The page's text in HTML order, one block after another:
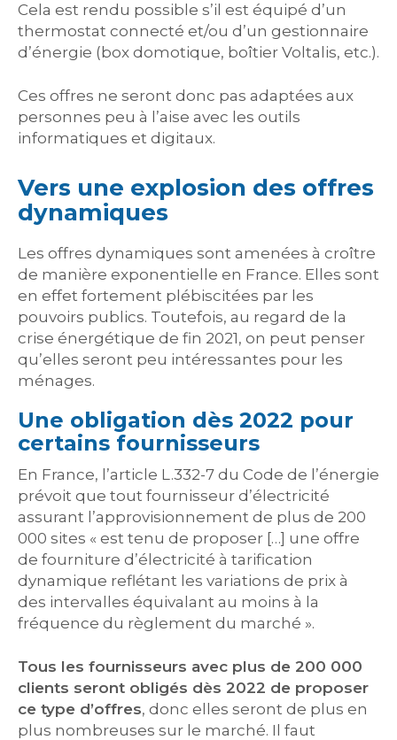
Cela est rendu possible s’il est équipé d’un
thermostat connecté et/ou d’un gestionnaire
d’énergie (box domotique, boîtier Voltalis, etc.).
Ces offres ne seront donc pas adaptées aux
personnes peu à l’aise avec les outils
informatiques et digitaux.
Vers une explosion des offres
dynamiques
Les offres dynamiques sont amenées à croître
de manière exponentielle en France. Elles sont
en effet fortement plébiscitées par les
pouvoirs publics. Toutefois, au regard de la
crise énergétique de fin 2021, on peut penser
qu’elles seront peu intéressantes pour les
ménages.
Une obligation dès 2022 pour
certains fournisseurs
En France, l’article L.332-7 du Code de l’énergie
prévoit que tout fournisseur d’électricité
assurant l’approvisionnement de plus de 200
000 sites « est tenu de proposer […] une offre
de fourniture d’électricité à tarification
dynamique reflétant les variations de prix à
des intervalles équivalant au moins à la
fréquence du règlement du marché ».
Tous les fournisseurs avec plus de 200 000
clients seront obligés dès 2022 de proposer
ce type d’offres, donc elles seront de plus en
plus nombreuses sur le marché. Il faut